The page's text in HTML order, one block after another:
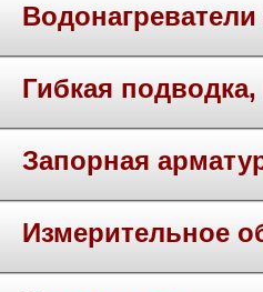
Водонагреватели
Гибкая
Запорная
Измерительное